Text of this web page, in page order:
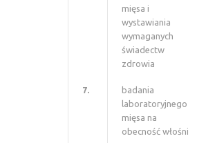
mięsa i
wystawiania
wymaganych
świadectw
zdrowia
7.
badania
laboratoryjnego
mięsa na
obecność włośni